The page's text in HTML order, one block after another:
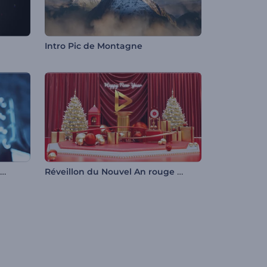
Intro Pic de Montagne
Animation de logo Hologramme souterrain Réveillon du Nouvel An rouge jovial